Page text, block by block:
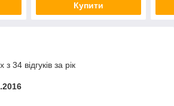
Купити
34 відгуків за рік